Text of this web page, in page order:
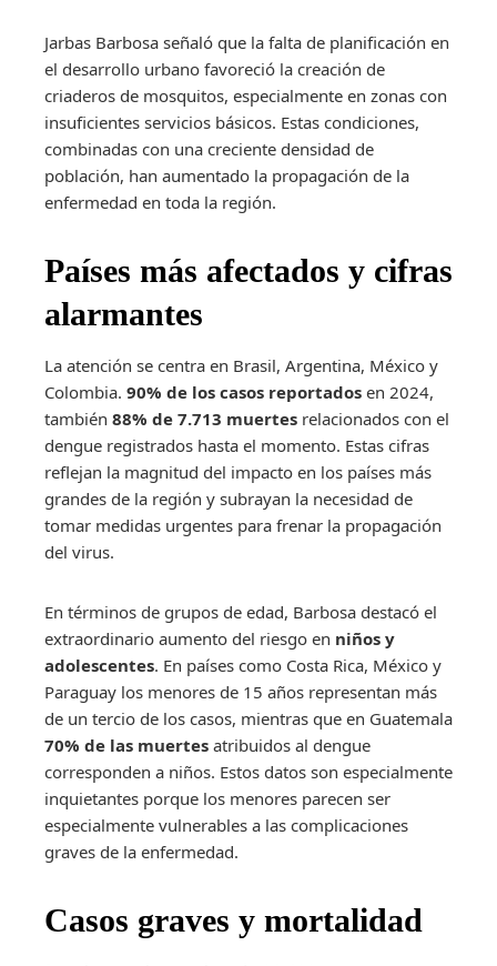
Jarbas Barbosa señaló que la falta de planificación en
el desarrollo urbano favoreció la creación de
criaderos de mosquitos, especialmente en zonas con
insuficientes servicios básicos. Estas condiciones,
combinadas con una creciente densidad de
población, han aumentado la propagación de la
enfermedad en toda la región.
Países más afectados y cifras
alarmantes
La atención se centra en Brasil, Argentina, México y
Colombia. 90% de los casos reportados en 2024,
también 88% de 7.713 muertes relacionados con el
dengue registrados hasta el momento. Estas cifras
reflejan la magnitud del impacto en los países más
grandes de la región y subrayan la necesidad de
tomar medidas urgentes para frenar la propagación
del virus.
En términos de grupos de edad, Barbosa destacó el
extraordinario aumento del riesgo en niños y
adolescentes. En países como Costa Rica, México y
Paraguay los menores de 15 años representan más
de un tercio de los casos, mientras que en Guatemala
70% de las muertes atribuidos al dengue
corresponden a niños. Estos datos son especialmente
inquietantes porque los menores parecen ser
especialmente vulnerables a las complicaciones
graves de la enfermedad.
Casos graves y mortalidad